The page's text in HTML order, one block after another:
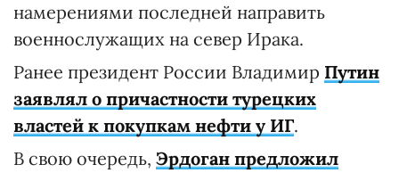
намерениями последней направить
военнослужащих на север Ирака.
Ранее президент России Владимир Путин
заявлял о причастности турецких
властей к покупкам нефти у ИГ.
В свою очередь, Эрдоган предложил